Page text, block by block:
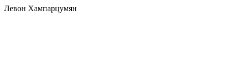
Левон Хампарцумян